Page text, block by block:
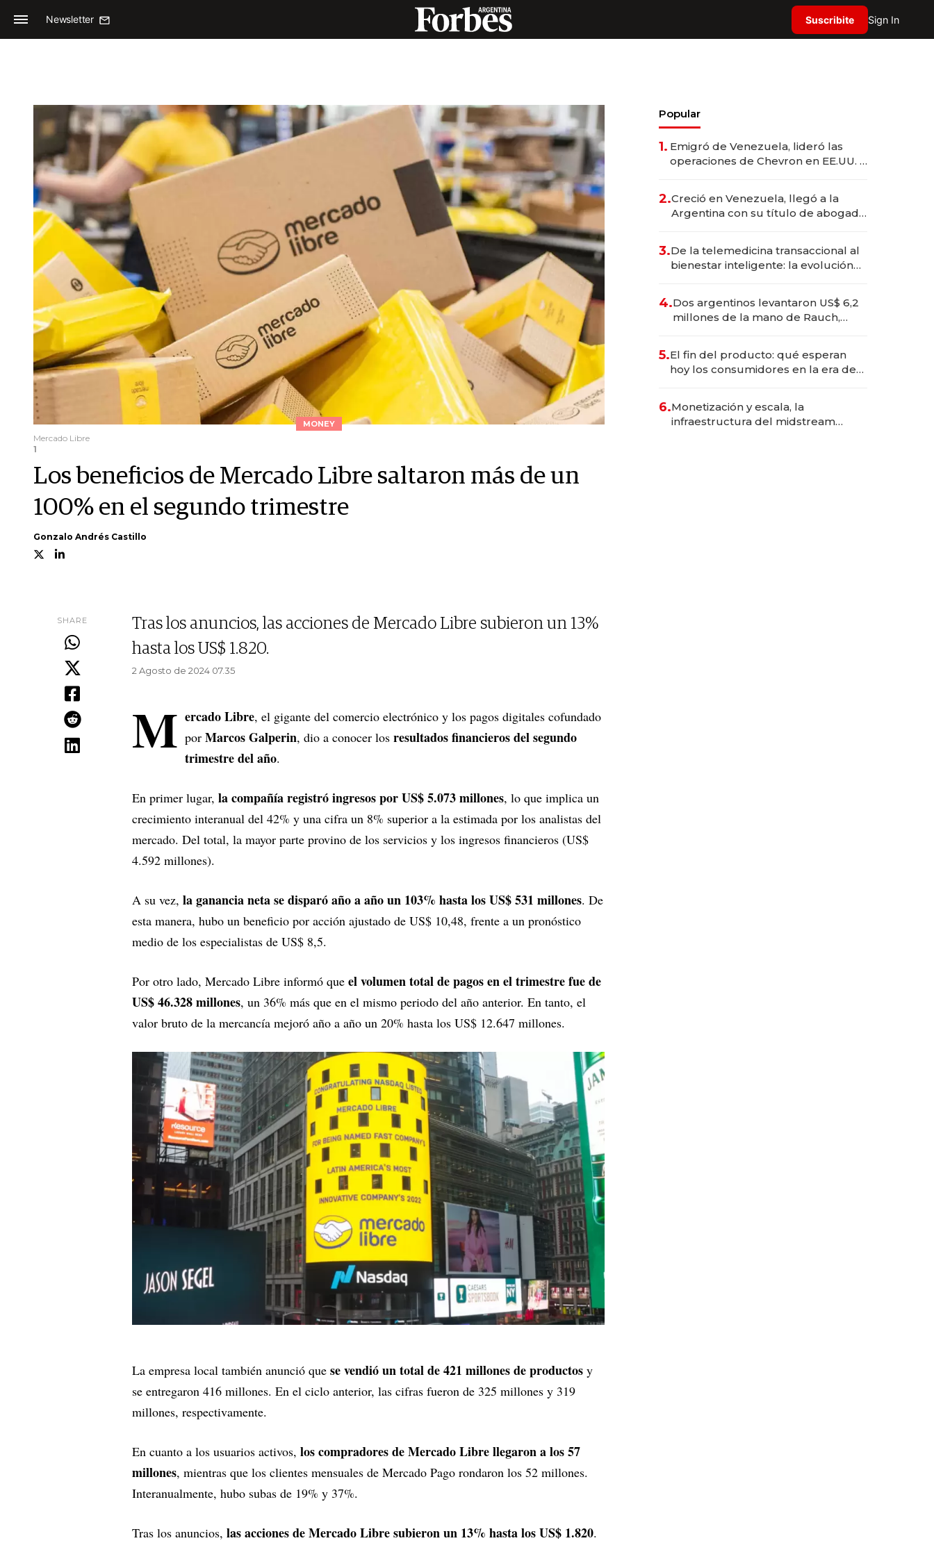
Newsletter Suscribite Sign In
MONEY
Mercado Libre
1
Los beneficios de Mercado Libre saltaron más de un
100% en el segundo trimestre
Gonzalo Andrés Castillo
SHARE
Tras los anuncios, las acciones de Mercado Libre subieron un 13%
hasta los US$ 1.820.
2 Agosto de 2024 07.35
M ercado Libre, el gigante del comercio electrónico y los pagos digitales cofundado
por Marcos Galperin, dio a conocer los resultados financieros del segundo
trimestre del año.
En primer lugar, la compañía registró ingresos por US$ 5.073 millones, lo que implica un
crecimiento interanual del 42% y una cifra un 8% superior a la estimada por los analistas del
mercado. Del total, la mayor parte provino de los servicios y los ingresos financieros (US$
4.592 millones).
A su vez, la ganancia neta se disparó año a año un 103% hasta los US$ 531 millones. De
esta manera, hubo un beneficio por acción ajustado de US$ 10,48, frente a un pronóstico
medio de los especialistas de US$ 8,5.
Por otro lado, Mercado Libre informó que el volumen total de pagos en el trimestre fue de
US$ 46.328 millones, un 36% más que en el mismo periodo del año anterior. En tanto, el
valor bruto de la mercancía mejoró año a año un 20% hasta los US$ 12.647 millones.
La empresa local también anunció que se vendió un total de 421 millones de productos y
se entregaron 416 millones. En el ciclo anterior, las cifras fueron de 325 millones y 319
millones, respectivamente.
En cuanto a los usuarios activos, los compradores de Mercado Libre llegaron a los 57
millones, mientras que los clientes mensuales de Mercado Pago rondaron los 52 millones.
Interanualmente, hubo subas de 19% y 37%.
Tras los anuncios, las acciones de Mercado Libre subieron un 13% hasta los US$ 1.820.
Popular
1. Emigró de Venezuela, lideró las
operaciones de Chevron en EE.UU. y
2.Creció en Venezuela, llegó a la
Argentina con su título de abogado
marcas "fast premium"
3.De la telemedicina transaccional al
bienestar inteligente: la evolución
4.Dos argentinos levantaron US$ 6,2
millones de la mano de Rauch,
5.El fin del producto: qué esperan
hoy los consumidores en la era de
6.Monetización y escala, la
infraestructura del midstream